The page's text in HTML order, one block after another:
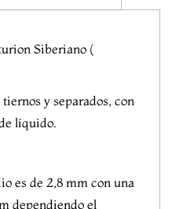
Siberiano (
y separados, con
líquido.
es de 2,8 mm con una
dependiendo el